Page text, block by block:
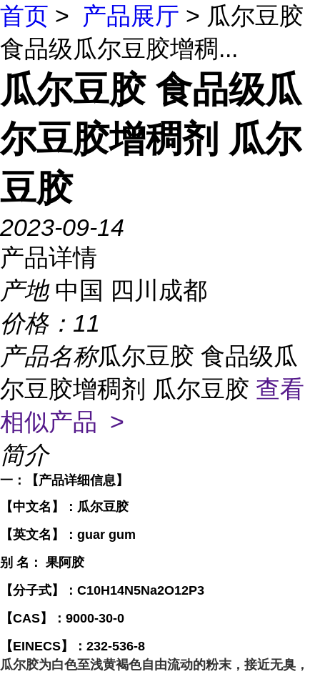
首页 > 产品展厅 > 瓜尔豆胶
食品级瓜尔豆胶增稠...
瓜尔豆胶 食品级瓜
尔豆胶增稠剂 瓜尔
豆胶
2023-09-14
产品详情
产地 中国 四川成都
价格： 11
产品名称瓜尔豆胶 食品级瓜
尔豆胶增稠剂 瓜尔豆胶 查看
相似产品 >
简介
一：【产品详细信息】
【中文名】：瓜尔豆胶
【英文名】：guar gum
别 名： 果阿胶
【分子式】：C10H14N5Na2O12P3
【CAS】：9000-30-0
【EINECS】：232-536-8
瓜尔胶为白色至浅黄褐色自由流动的粉末，接近无臭，